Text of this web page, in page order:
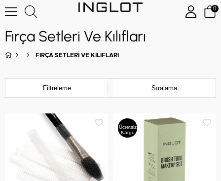
0
Fırça Setleri Ve Kılıfları
FIRÇA SETLERI VE KILIFLARI
Filtreleme Sıralama
Ücretsiz
Kargo